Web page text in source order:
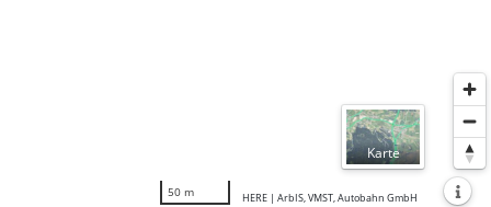
50 m HERE | ArbIS, VMST, Autobahn GmbH
Normal
Karte